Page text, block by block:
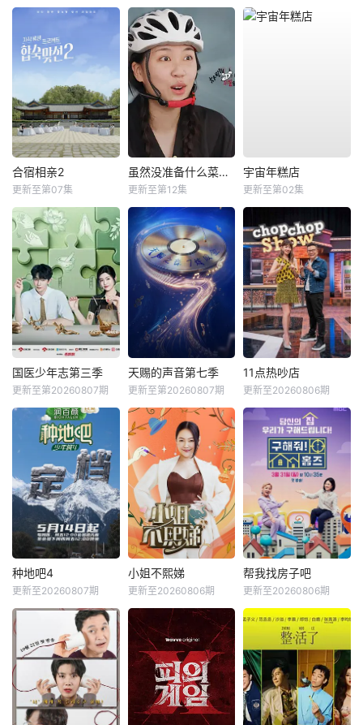
合宿相亲2
更新至第07集
虽然没准备什么菜第四季
更新至第12集
宇宙年糕店
更新至第02集
国医少年志第三季
更新至第20260807期
天赐的声音第七季
更新至第20260807期
11点热吵店
更新至20260806期
种地吧4
更新至20260807期
小姐不熙娣
更新至20260806期
帮我找房子吧
更新至20260806期